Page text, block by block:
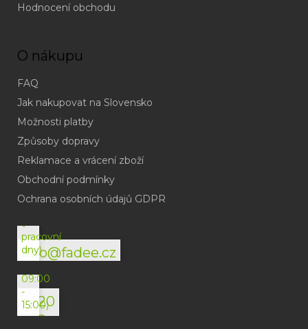
Hodnocení obchodu
O nákupu
FAQ
Jak nakupovat na Slovensko
Možnosti platby
Způsoby dopravy
Reklamace a vrácení zboží
Obchodní podmínky
Ochrana osobních údajů GDPR
info@fadee.cz
(odpověď
do
v
pracovní
dny)
+420
792
(Po-
09:00
-
15:00)